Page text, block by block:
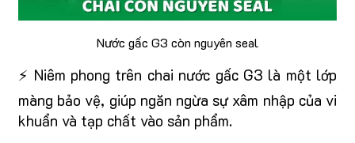
Nước gấc G3 còn nguyên seal
⚡ Niêm phong trên chai nước gấc G3 là một lớp
màng bảo vệ, giúp ngăn ngừa sự xâm nhập của vi
khuẩn và tạp chất vào sản phẩm.